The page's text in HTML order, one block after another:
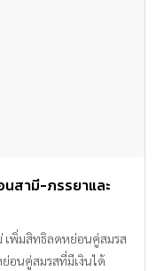
สามี-ภรรยาและ
เพิ่มสิทธิลดหย่อนคู่สมรส
ย่อนคู่สมรสที่มีเงินได้